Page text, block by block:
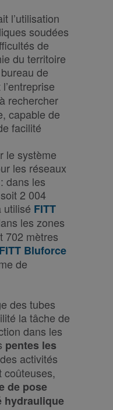
l’utilisation
soudées
de
du territoire
de
l’entreprise
à rechercher
capable de
facilité
le système
les réseaux
dans les
2 004
utilisé FITT
les zones
702 mètres
FITT Bluforce
de
des tubes
la tâche de
dans les
pentes les
activités
coûteuses,
de pose
hydraulique